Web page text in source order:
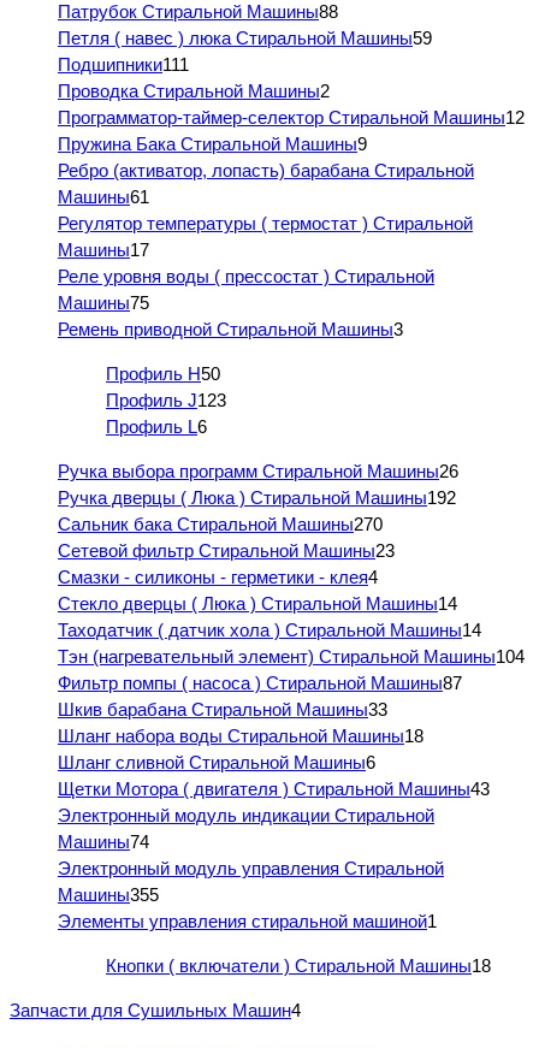
Патрубок Стиральной Машины88
Петля ( навес ) люка Стиральной Машины59
Подшипники111
Проводка Стиральной Машины2
Программатор-таймер-селектор Стиральной Машины12
Пружина Бака Стиральной Машины9
Ребро (активатор, лопасть) барабана Стиральной
Машины61
Регулятор температуры ( термостат ) Стиральной
Машины17
Реле уровня воды ( прессостат ) Стиральной
Машины75
Ремень приводной Стиральной Машины3
Профиль H50
Профиль J123
Профиль L6
Ручка выбора программ Стиральной Машины26
Ручка дверцы ( Люка ) Стиральной Машины192
Сальник бака Стиральной Машины270
Сетевой фильтр Стиральной Машины23
Смазки - силиконы - герметики - клея4
Стекло дверцы ( Люка ) Стиральной Машины14
Таходатчик ( датчик хола ) Стиральной Машины14
Тэн (нагревательный элемент) Стиральной Машины104
Фильтр помпы ( насоса ) Стиральной Машины87
Шкив барабана Стиральной Машины33
Шланг набора воды Стиральной Машины18
Шланг сливной Стиральной Машины6
Щетки Мотора ( двигателя ) Стиральной Машины43
Электронный модуль индикации Стиральной
Машины74
Электронный модуль управления Стиральной
Машины355
Элементы управления стиральной машиной1
Кнопки ( включатели ) Стиральной Машины18
Запчасти для Сушильных Машин4